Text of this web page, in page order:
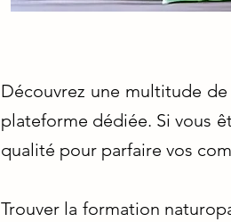
Découvrez une multitude
plateforme dédiée. Si vous
qualité pour parfaire vos
Trouver la formation